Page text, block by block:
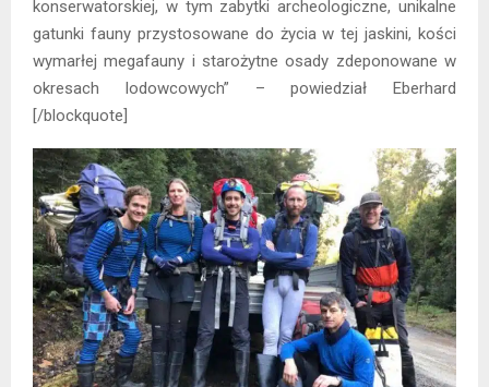
konserwatorskiej, w tym zabytki archeologiczne, unikalne
gatunki fauny przystosowane do życia w tej jaskini, kości
wymarłej megafauny i starożytne osady zdeponowane w
okresach lodowcowych” – powiedział Eberhard
[/blockquote]